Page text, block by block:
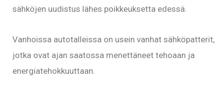
sähköjen uudistus lähes poikkeuksetta edessä.
Vanhoissa autotalleissa on usein vanhat sähköpatterit,
jotka ovat ajan saatossa menettäneet tehoaan ja
energiatehokkuuttaan.